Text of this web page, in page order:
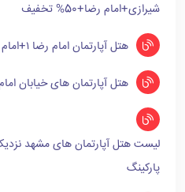
شیرازی+امام رضا+50% تخفیف
هتل آپارتمان امام رضا ۱+امام رضا 2+3+5+8+18
هتل آپارتمان های خیابان امام رضا
لیست هتل آپارتمان های مشهد
پارکینگ